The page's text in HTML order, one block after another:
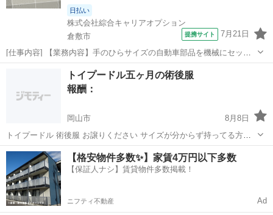
日払い
株式会社綜合キャリアオプション
倉敷市
提携サイト 7月21日
[仕事内容] 【業務内容】手のひらサイズの自動車部品を機械にセット
し、 ボタン操作で組付けを行うシンプル作業です。 機械が組付けた製
品を目視で確認し、 問題がなければ箱へ丁寧に梱包します。 ・部品セ
ット・ボタン操作:小型部品...
工場
トイプードル五ヶ月の術後服
報酬：
岡山市
8月8日
トイプードル 術後服 お譲りください サイズが分からず持ってる方教
えてください
岡山 岡山市 買いたい/ください
【格安物件多数✨】家賃4万円以下多数
【保証人ナシ】賃貸物件多数掲載！
ニフティ不動産 Ad